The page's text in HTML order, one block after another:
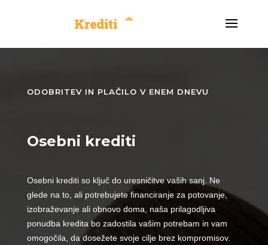
ODOBRITEV IN PLAČILO V ENEM DNEVU
Osebni krediti
Osebni krediti so ključ do uresničitve vaših sanj. Ne
glede na to, ali potrebujete financiranje za potovanje,
izobraževanje ali obnovo doma, naša prilagodljiva
ponudba kredita bo zadostila vašim potrebam in vam
omogočila, da dosežete svoje cilje brez kompromisov.